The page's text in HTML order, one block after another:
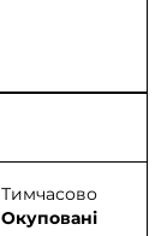
Тимчасово
Окуповані